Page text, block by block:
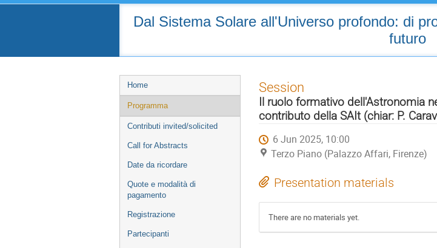
Dal Sistema Solare all'Universo profondo: di
futuro
Event
menu
Home
Programma
Contributi invited/solicited
Call for Abstracts
Date da ricordare
Quote e modalità di
pagamento
Registrazione
Partecipanti
Session
Il ruolo formativo dell'Astronomia
contributo della SAIt (chiar: P.
6 Jun 2025, 10:00
Terzo Piano (Palazzo Affari, Firenze)
Presentation materials
There are no materials yet.